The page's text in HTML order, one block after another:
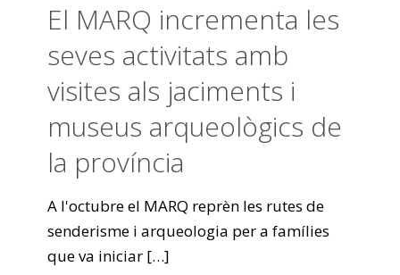
El MARQ incrementa les
seves activitats amb
visites als jaciments i
museus arqueològics de
la província
A l'octubre el MARQ reprèn les rutes de
senderisme i arqueologia per a famílies
que va iniciar […]